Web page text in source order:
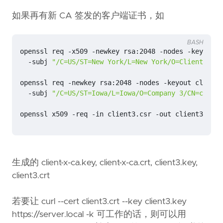
如果再有新 CA 签发的客户端证书，如
openssl req -x509 -newkey rsa:2048 -nodes -
  -subj
"/C=US/ST=New York/L=New York/O=ClientX CA
openssl req -newkey rsa:2048 -nodes -keyout
  -subj
"/C=US/ST=Iowa/L=Iowa/O=Company 3/
openssl x509 -req -in client3.csr -out client3.crt
BASH
生成的 client-x-ca.key, client-x-ca.crt, client3.key,
client3.crt
若要让 curl --cert client3.crt --key client3.key
https://server.local -k 可工作的话，则可以用